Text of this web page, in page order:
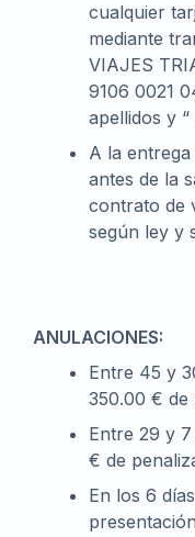
cualquier
mediante
VIAJES
9106 0021
apellidos y
A la
antes de la
contrato de
según ley y
ANULACIONES:
Entre 45 y
350.00 € de
Entre 29 y
€ de
En los 6